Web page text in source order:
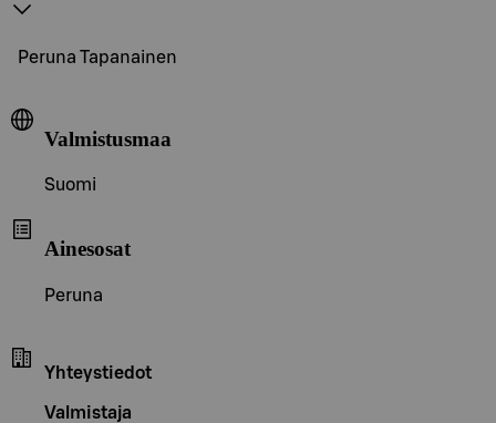
Peruna Tapanainen
Valmistusmaa
Suomi
Ainesosat
Peruna
Yhteystiedot
Valmistaja